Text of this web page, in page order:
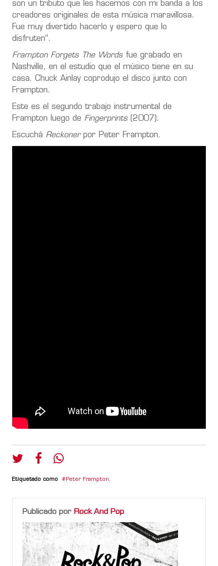
son un tributo que les hacemos con mi banda a los
creadores originales de esta música maravillosa.
Fue muy divertido hacerlo y espero que lo
disfruten”.
Frampton Forgets The Wordsfue grabado en
Nashville, en el estudio que el músico tiene en su
casa. Chuck Ainlay coprodujo el disco junto con
Frampton.
Este es el segundo trabajo instrumental de
Frampton luego de Fingerprints (2007).
Escuchá Reckoner por Peter Frampton.
Etiquetado como Peter Frampton,
Publicado por Rock And Pop